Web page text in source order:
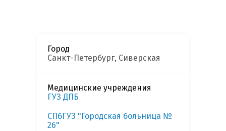
Город
Санкт-Петербург, Сиверская
Медицинские учреждения
ГУЗ ДПБ
СПбГУЗ "Городская больница №
26"